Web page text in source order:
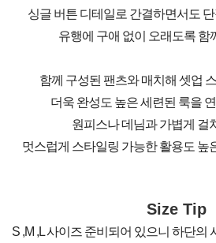
싱글 버튼 디테일로 간결하면서도
유행에 구애 없이 오래도록 함
함께 구성된 팬츠와 매치해 셋업
더욱 완성도 높은 세련된 룩을
원피스나 데님과 가볍게 걸
멋스럽게 스타일링 가능한 활용도 높
Size Tip
S ,M ,L 사이즈 준비되어 있으니 하단의